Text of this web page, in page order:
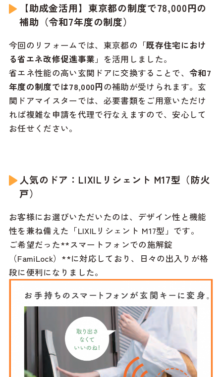
【助成金活用】東京都の制度で78,000円の
補助（令和7年度の制度）
今回のリフォームでは、東京都の「既存住宅におけ
る省エネ改修促進事業 」を活用しました。
省エネ性能の高い玄関ドアに交換することで、 令和7
年度の制度では78,000円の補助が受けられます。玄
関ドアマイスターでは、必要書類をご用意いただけ
れば複雑な申請を代理で行なえますので、安心して
お任せください。
人気のドア：LIXILリシェント M17型（防火
戸）
お客様にお選びいただいたのは、デザイン性と機能
性を兼ね備えた「LIXILリシェント M17型」です。
ご希望だった**スマートフォンでの施解錠
（FamiLock）**に対応しており、日々の出入りが格
段に便利になりました。